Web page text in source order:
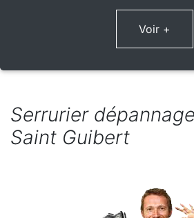
Voir +
Serrurier
Saint Guibert